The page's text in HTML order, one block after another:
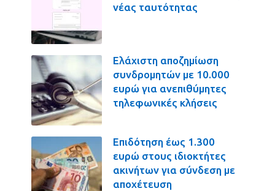
νέας ταυτότητας
Ελάχιστη αποζημίωση
συνδρομητών με 10.000
ευρώ για ανεπιθύμητες
τηλεφωνικές κλήσεις
Επιδότηση έως 1.300
ευρώ στους ιδιοκτήτες
ακινήτων για σύνδεση με
αποχέτευση